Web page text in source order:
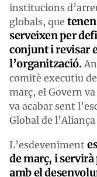
institucions
globals, que
serveixen per
conjunt i revisar
l’organització.
comitè executiu
març, el Govern
va acabar sent
Global de
L’esdeveniment
de març, i
amb el